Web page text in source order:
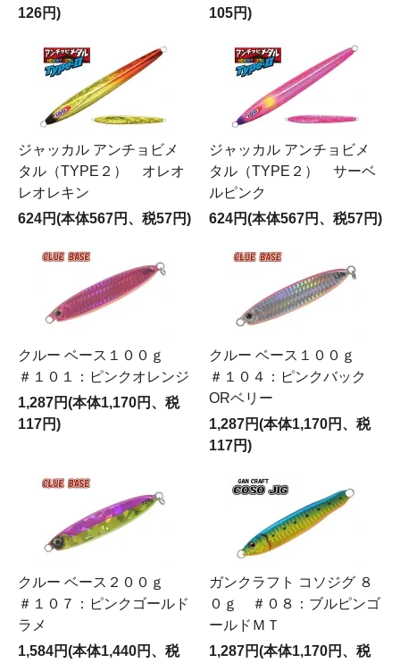
126円)
105円)
ジャッカル アンチョビメ
タル（TYPE２） オレオ
レオレキン
624円(本体567円、税57円)
ジャッカル アンチョビメ
タル（TYPE２） サーベ
ルピンク
624円(本体567円、税57円)
クルー ベース１００ｇ
＃１０１：ピンクオレンジ
1,287円(本体1,170円、税
117円)
クルー ベース１００ｇ
＃１０４：ピンクバック
ORベリー
1,287円(本体1,170円、税
117円)
クルー ベース２００ｇ
＃１０７：ピンクゴールド
ラメ
1,584円(本体1,440円、税
ガンクラフト コソジグ ８
０ｇ ＃０８：ブルピンゴ
ールドＭＴ
1,287円(本体1,170円、税